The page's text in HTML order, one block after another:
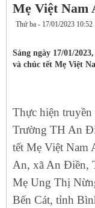
Mẹ Việt Nam
Thứ ba - 17/01/2023 10:52
Sáng ngày 17/01/
và chúc tết Mẹ Việt
Thực hiện
Trường TH An
tết Mẹ Việt
An, xã An Điền,
Mẹ Ung Thị
Bến Cát, tỉnh